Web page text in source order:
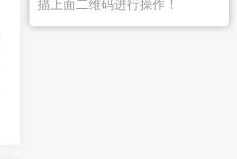
描上面二维码进行操作！